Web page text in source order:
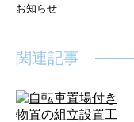
お知らせ
関連記事